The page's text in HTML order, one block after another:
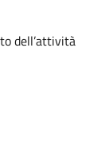
dell’attività